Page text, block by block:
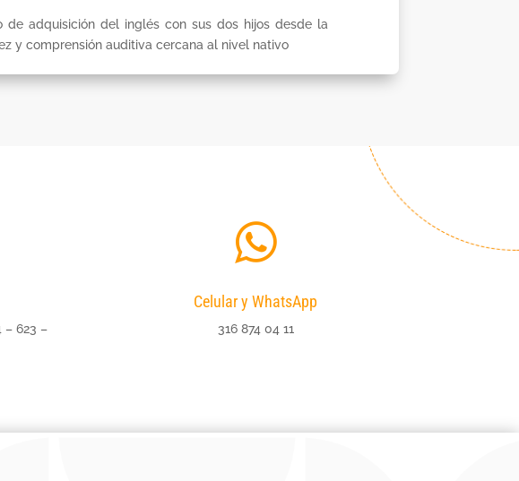
adquisición del inglés con sus dos hijos desde la
y comprensión auditiva cercana al nivel nativo
– 623 –

Celular y WhatsApp
316 874 04 11